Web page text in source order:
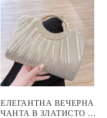
ЕЛЕГАНТНА ВЕЧЕРНА
ЧАНТА В ЗЛАТИСТО И